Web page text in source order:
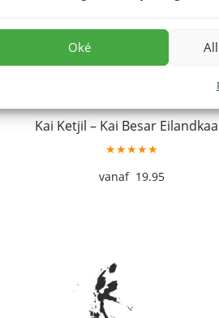
Oké
Kai Ketjil – Kai Besar
★★★★★
19.95